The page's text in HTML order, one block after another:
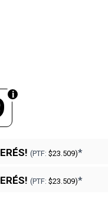
(PTF: $23.509)*
(PTF: $23.509)*